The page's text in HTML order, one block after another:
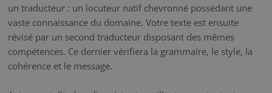
un traducteur : un locuteur natif chevronné possédant une
vaste connaissance du domaine. Votre texte est ensuite
révisé par un second traducteur disposant des mêmes
compétences. Ce dernier vérifiera la grammaire, le style, la
cohérence et le message.